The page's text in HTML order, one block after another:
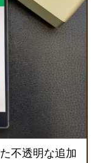
不透明な追加